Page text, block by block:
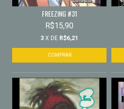
FREEZING #31
R$15,90
3 X DE R$6,21